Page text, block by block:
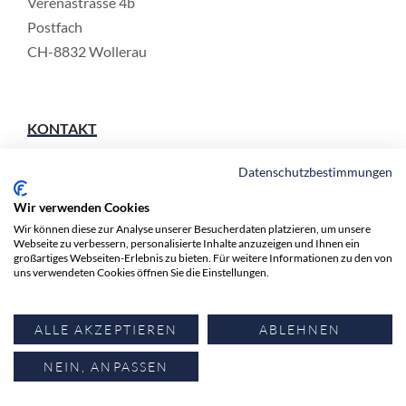
Postfach
CH-8832 Wollerau
KONTAKT
BÜROZEITEN
8.30 – 12.00 Uhr
und 13.30 - 17.00 Uhr
Datenschutzbestimmungen
Wir verwenden Cookies
Wir können diese zur Analyse unserer Besucherdaten platzieren, um unsere
Webseite zu verbessern, personalisierte Inhalte anzuzeigen und Ihnen ein
großartiges Webseiten-Erlebnis zu bieten. Für weitere Informationen zu den von
uns verwendeten Cookies öffnen Sie die Einstellungen.
ALLE AKZEPTIEREN ABLEHNEN
NEIN, ANPASSEN